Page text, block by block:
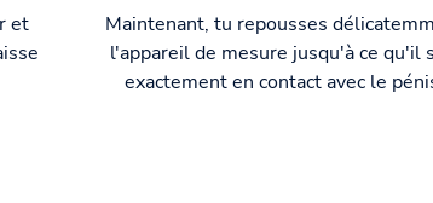
et
Maintenant, tu repousses
l'appareil de mesure jusqu'à ce qu'il
exactement en contact avec le